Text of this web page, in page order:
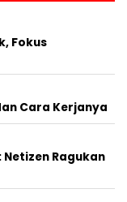
Fokus
Cara Kerjanya
Ragukan